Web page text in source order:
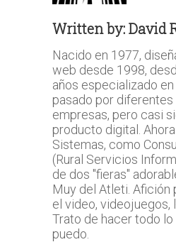
Written by:David
Nacido en 1977,
web desde 1998,
años especializado en
pasado por
empresas, pero casi
producto digital.
Sistemas, como
(Rural Servicios
de dos "fieras"
Muy del Atleti. Afición
el video, videojuegos,
Trato de hacer todo
puedo.